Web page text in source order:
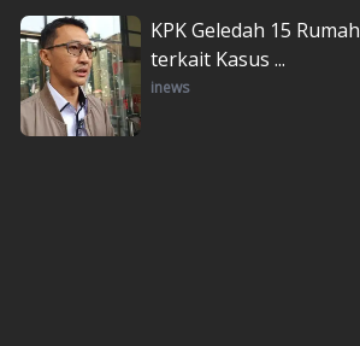
KPK Geledah 15 Rumah
terkait Kasus ...
inews